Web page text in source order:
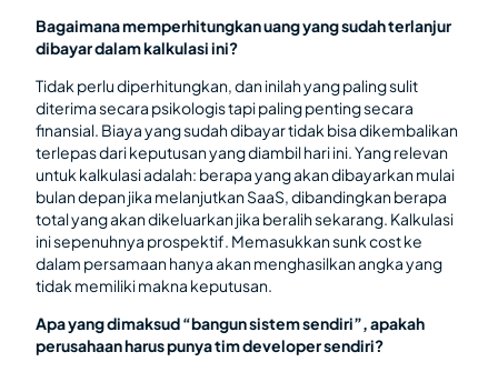
Bagaimana memperhitungkan uang yang sudah terlanjur
dibayar dalam kalkulasi ini?
Tidak perlu diperhitungkan, dan inilah yang paling sulit
diterima secara psikologis tapi paling penting secara
finansial. Biaya yang sudah dibayar tidak bisa dikembalikan
terlepas dari keputusan yang diambil hari ini. Yang relevan
untuk kalkulasi adalah: berapa yang akan dibayarkan mulai
bulan depan jika melanjutkan SaaS, dibandingkan berapa
total yang akan dikeluarkan jika beralih sekarang. Kalkulasi
ini sepenuhnya prospektif. Memasukkan sunk cost ke
dalam persamaan hanya akan menghasilkan angka yang
tidak memiliki makna keputusan.
Apa yang dimaksud “bangun sistem sendiri”, apakah
perusahaan harus punya tim developer sendiri?